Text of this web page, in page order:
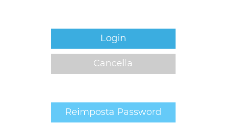
Login
Cancella
Reimposta Password